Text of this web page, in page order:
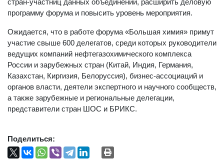
стран-участниц данных объединений, расширить деловую
программу форума и повысить уровень мероприятия.
Ожидается, что в работе форума «Большая химия» примут
участие свыше 600 делегатов, среди которых руководители
ведущих компаний нефтегазохимического комплекса
России и зарубежных стран (Китай, Индия, Германия,
Казахстан, Киргизия, Белоруссия), бизнес-ассоциаций и
органов власти, деятели экспертного и научного сообществ,
а также зарубежные и региональные делегации,
представители стран ШОС и БРИКС.
Поделиться: